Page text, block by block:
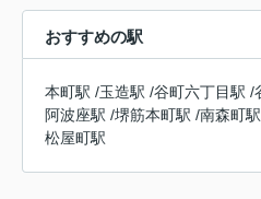
おすすめの駅
本町駅 /玉造駅 /谷町六丁目駅 /
阿波座駅 /堺筋本町駅 /南森町駅
松屋町駅